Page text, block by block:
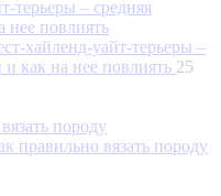
хайленд-уайт-терьеры –
как на нее повлиять 25
правильно вязать породу